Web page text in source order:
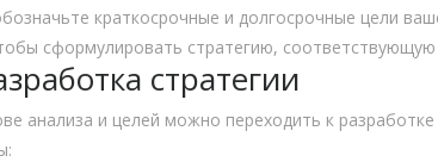
краткосрочные и долгосрочные цели
сформулировать стратегию,
стратегии
анализа и целей можно переходить к